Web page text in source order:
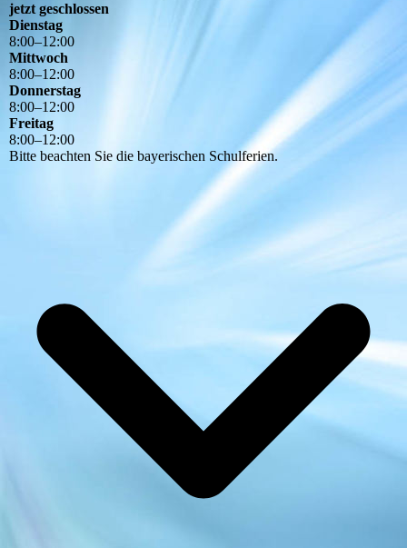
jetzt geschlossen
Dienstag
8:00–12:00
Mittwoch
8:00–12:00
Donnerstag
8:00–12:00
Freitag
8:00–12:00
Bitte beachten Sie die bayerischen Schulferien.